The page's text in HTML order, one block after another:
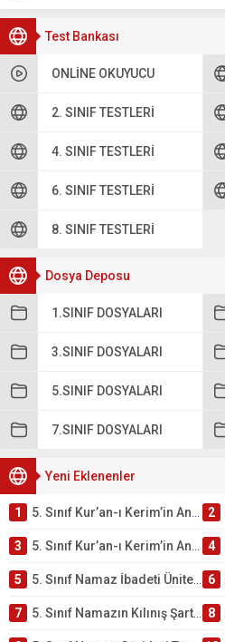
Test Bankası
ONLINE OKUYUCU
2. SINIF TESTLERI
4. SINIF TESTLERI
6. SINIF TESTLERI
8. SINIF TESTLERI
Dosya Deposu
1.SINIF DOSYALARI
3.SINIF DOSYALARI
5.SINIF DOSYALARI
7.SINIF DOSYALARI
Yeni Eklenenler
1 5. Sınıf Kur’an-ı Kerim’in Ana Konuları Testi – Online Çöz 2
3 5. Sınıf Kur’an-ı Kerim’in Anlamı ve Önemi Testi – Online Çöz 4
5 5. Sınıf Namaz İbadeti Ünite Testi – Online Çöz 6
7 5. Sınıf Namazın Kılınış Şartları Testi 8